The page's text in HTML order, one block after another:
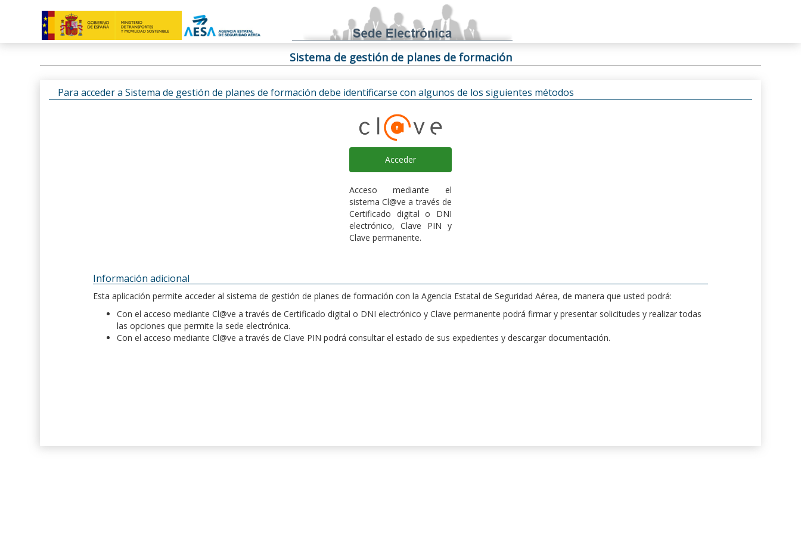
Sistema de gestión de planes de formación
Para acceder a Sistema de gestión de planes de formación debe identificarse con algunos de los siguientes métodos
Acceder
Acceso mediante el
sistema Cl@ve a través de
Certificado digital o DNI
electrónico, Clave PIN y
Clave permanente.
Información adicional
Esta aplicación permite acceder al sistema de gestión de planes de formación con la Agencia Estatal de Seguridad Aérea, de manera que usted podrá:
Con el acceso mediante Cl@ve a través de Certificado digital o DNI electrónico y Clave permanente podrá firmar y presentar solicitudes y realizar todas
las opciones que permite la sede electrónica.
Con el acceso mediante Cl@ve a través de Clave PIN podrá consultar el estado de sus expedientes y descargar documentación.